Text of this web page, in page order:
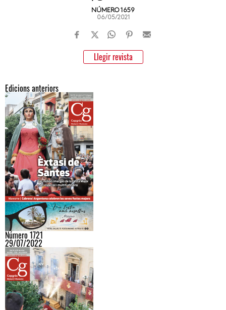
NÚMERO 1659
06/05/2021
Llegir revista
Edicions anteriors
Número 1721
29/07/2022